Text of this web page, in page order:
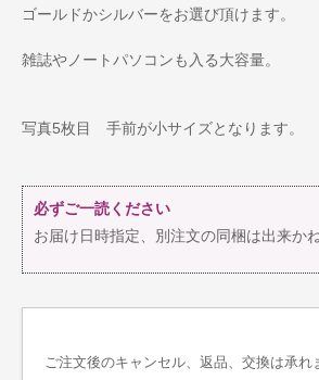
ゴールドかシルバーをお選び頂けます。
雑誌やノートパソコンも入る大容量。
写真5枚目 手前が小サイズとなります。
必ずご一読ください
お届け日時指定、別注文の同梱は出来かね
ご注文後のキャンセル、返品、交換は承れ